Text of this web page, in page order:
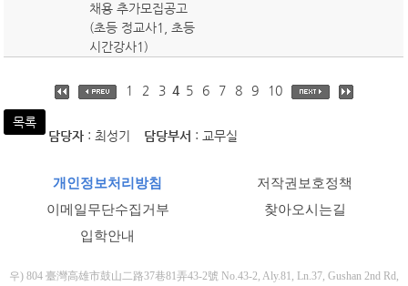
채용 추가모집공고
(초등 정교사1, 초등
시간강사1)
1 2 3 4 5 6 7 8 9 10
목록
담당자 : 최성기 담당부서 : 교무실
개인정보처리방침
저작권보호정책
이메일무단수집거부
찾아오시는길
입학안내
우) 804 臺灣高雄市鼓山二路37巷81弄43-2號 No.43-2, Aly.81, Ln.37, Gushan 2nd Rd,